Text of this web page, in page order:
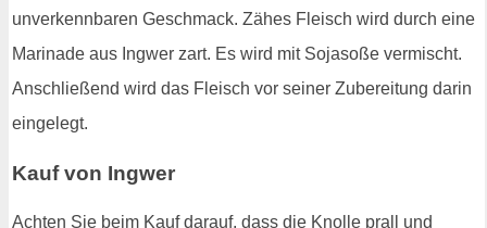
unverkennbaren Geschmack. Zähes Fleisch wird durch eine
Marinade aus Ingwer zart. Es wird mit Sojasoße vermischt.
Anschließend wird das Fleisch vor seiner Zubereitung darin
eingelegt.
Kauf von Ingwer
Achten Sie beim Kauf darauf, dass die Knolle prall und